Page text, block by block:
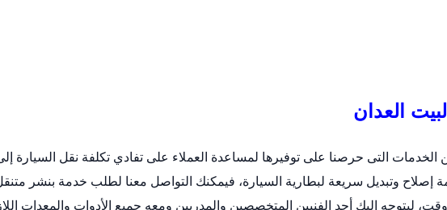
العدان
الخدمات التى حرصنا على توفيرها لمساعدة العملاء على تفادي تكلفة نقل السيارة
وتبديل سريعة لبطارية السيارة، فيمكنك التواصل معنا لطلب خدمة بنشر
ليتوجه إليك أحد الفنيين المتخصصين والمدربين ومعه جميع الأدوات والمعدات